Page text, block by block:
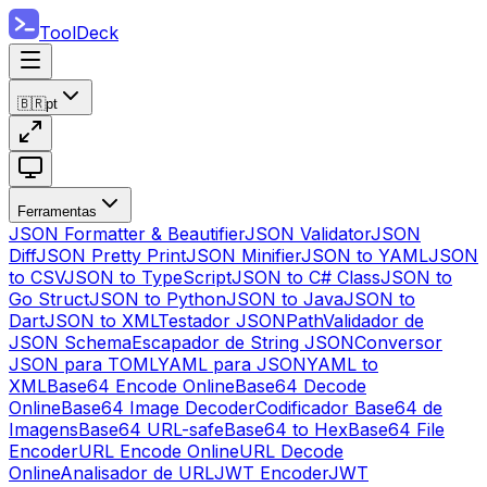
ToolDeck
🇧🇷pt
Ferramentas
JSON Formatter & BeautifierJSON ValidatorJSON
DiffJSON Pretty PrintJSON MinifierJSON to YAMLJSON
to CSVJSON to TypeScriptJSON to C# ClassJSON to
Go StructJSON to PythonJSON to JavaJSON to
DartJSON to XMLTestador JSONPathValidador de
JSON SchemaEscapador de String JSONConversor
JSON para TOMLYAML para JSONYAML to
XMLBase64 Encode OnlineBase64 Decode
OnlineBase64 Image DecoderCodificador Base64 de
ImagensBase64 URL-safeBase64 to HexBase64 File
EncoderURL Encode OnlineURL Decode
OnlineAnalisador de URLJWT EncoderJWT